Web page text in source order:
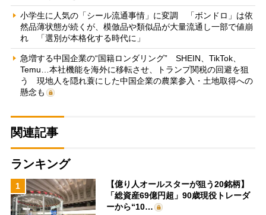
小学生に人気の「シール流通事情」に変調 「ボンドロ」は依
然品薄状態が続くが、模倣品や類似品が大量流通し一部で値崩
れ 「選別が本格化する時代に」
急増する中国企業の“国籍ロンダリング” SHEIN、TikTok、
Temu…本社機能を海外に移転させ、トランプ関税の回避を狙
う 現地人を隠れ蓑にした中国企業の農業参入・土地取得への
懸念も
関連記事
ランキング
1
【億り人オールスターが狙う20銘柄】
「総資産69億円超」90歳現役トレーダ
ーから“10…